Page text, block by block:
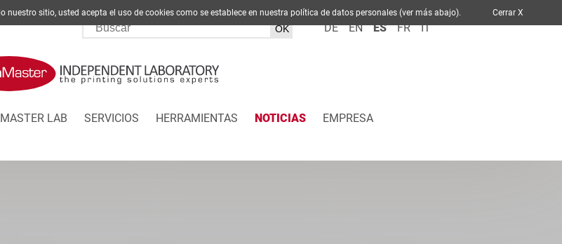
DE EN ES FR IT
LAB SERVICIOS HERRAMIENTAS NOTICIAS EMPRESA
nuestro sitio, usted acepta el uso de cookies como se establece en nuestra política de datos personales (ver más abajo). Cerrar X